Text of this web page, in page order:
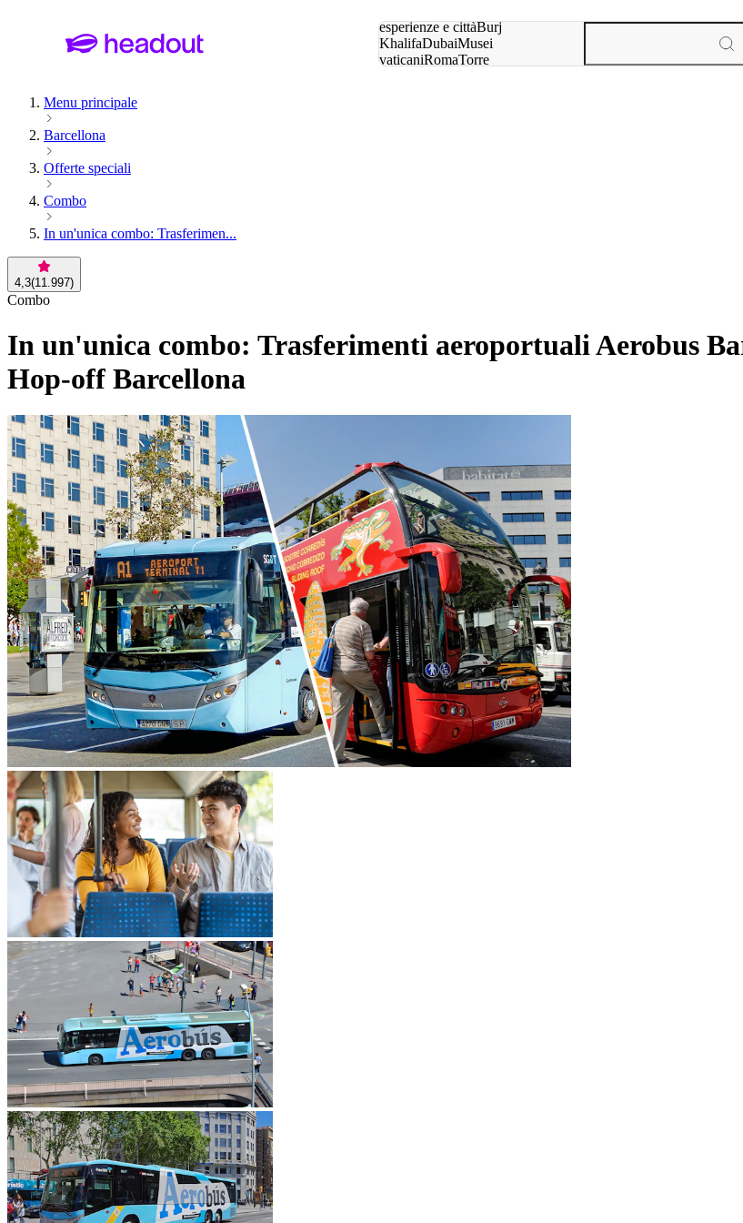
esperienze e cittàBurj
KhalifaDubaiMusei
vaticaniRomaTorre
Menu principale
Barcellona
Offerte speciali
Combo
In un'unica combo: Trasferimen...
4,3(11.997)
Combo
In un'unica combo: Trasferimenti aeroportuali Aerobus
Hop-off Barcellona